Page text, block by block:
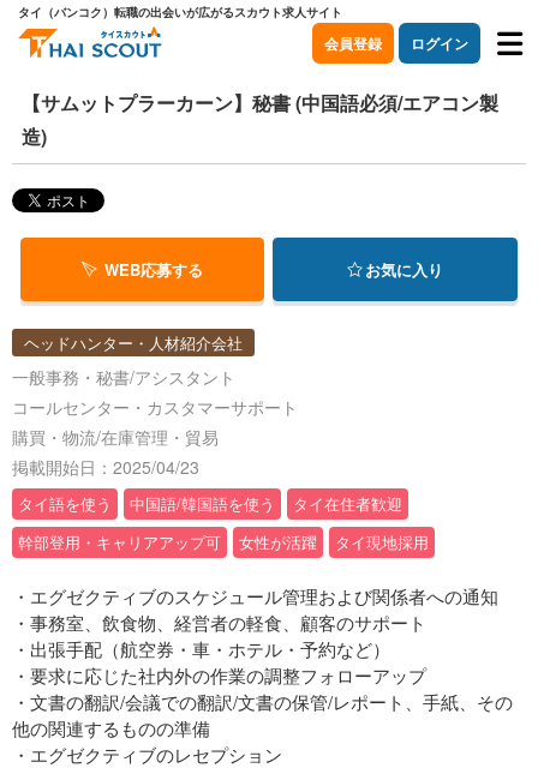
タイ（バンコク）転職の出会いが広がるスカウト求人サイト
会員登録 ログイン
【サムットプラーカーン】秘書 (中国語必須/エアコン製
造)
WEB応募する お気に入り
ヘッドハンター・人材紹介会社
一般事務・秘書/アシスタント
コールセンター・カスタマーサポート
購買・物流/在庫管理・貿易
掲載開始日：2025/04/23
タイ語を使う 中国語/韓国語を使う
タイ在住者歓迎
幹部登用・キャリアアップ可
女性が活躍 タイ現地採用
・エグゼクティブのスケジュール管理および関係者への通知
・事務室、飲食物、経営者の軽食、顧客のサポート
・出張手配（航空券・車・ホテル・予約など）
・要求に応じた社内外の作業の調整フォローアップ
・文書の翻訳/会議での翻訳/文書の保管/レポート、手紙、その
他の関連するものの準備
・エグゼクティブのレセプション